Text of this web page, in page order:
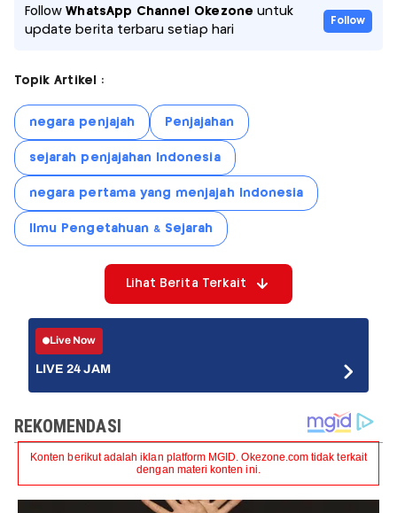
FollowWhatsApp Channel Okezone untuk
update berita terbaru setiap hari
Follow
Topik Artikel :
negara penjajah Penjajahan
sejarah penjajahan Indonesia
negara pertama yang menjajah Indonesia
Ilmu Pengetahuan & Sejarah
Lihat Berita Terkait
Live Now
LIVE 24 JAM